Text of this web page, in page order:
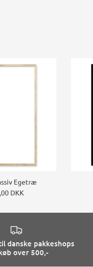
Egetræ
DKK
danske pakkeshops
over 500,-